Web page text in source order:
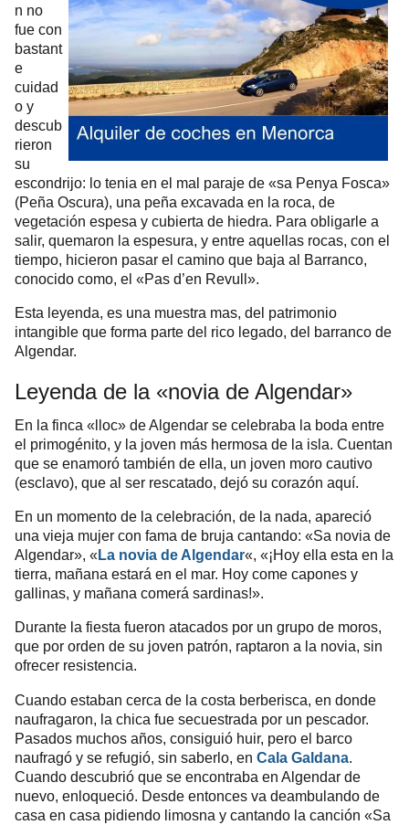
n no
fue con
bastant
e
cuidad
o y
descub
rieron
su
escondrijo: lo tenia en el mal paraje de «sa Penya Fosca»
(Peña Oscura), una peña excavada en la roca, de
vegetación espesa y cubierta de hiedra. Para obligarle a
salir, quemaron la espesura, y entre aquellas rocas, con el
tiempo, hicieron pasar el camino que baja al Barranco,
conocido como, el «Pas d’en Revull».
Esta leyenda, es una muestra mas, del patrimonio
intangible que forma parte del rico legado, del barranco de
Algendar.
Leyenda de la «novia de Algendar»
En la finca «lloc» de Algendar se celebraba la boda entre
el primogénito, y la joven más hermosa de la isla. Cuentan
que se enamoró también de ella, un joven moro cautivo
(esclavo), que al ser rescatado, dejó su corazón aquí.
En un momento de la celebración, de la nada, apareció
una vieja mujer con fama de bruja cantando: «Sa novia de
Algendar», « La novia de Algendar«, «¡Hoy ella esta en la
tierra, mañana estará en el mar. Hoy come capones y
gallinas, y mañana comerá sardinas!».
Durante la fiesta fueron atacados por un grupo de moros,
que por orden de su joven patrón, raptaron a la novia, sin
ofrecer resistencia.
Cuando estaban cerca de la costa berberisca, en donde
naufragaron, la chica fue secuestrada por un pescador.
Pasados muchos años, consiguió huir, pero el barco
naufragó y se refugió, sin saberlo, en Cala Galdana.
Cuando descubrió que se encontraba en Algendar de
nuevo, enloqueció. Desde entonces va deambulando de
casa en casa pidiendo limosna y cantando la canción «Sa